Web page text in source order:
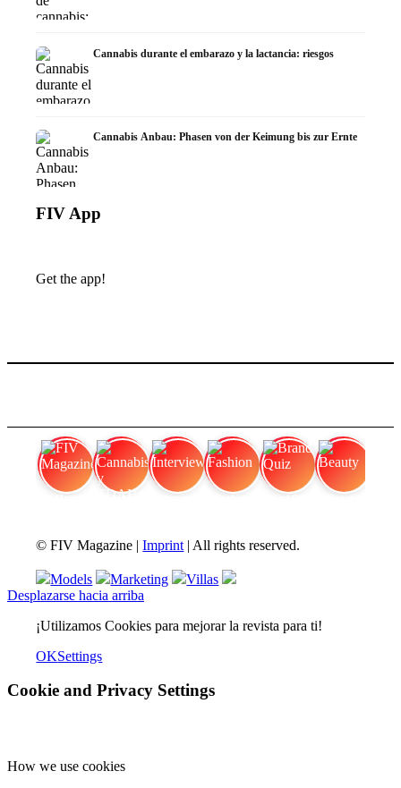
Cannabis durante el embarazo y la lactancia: riesgos
Cannabis Anbau: Phasen von der Keimung bis zur Ernte
FIV App
Get the app!
© FIV Magazine |Imprint | All rights reserved.
Models Marketing
Villas
Desplazarse hacia arriba
¡Utilizamos Cookies para mejorar la revista para ti!
OKSettings
Cookie and Privacy Settings
How we use cookies